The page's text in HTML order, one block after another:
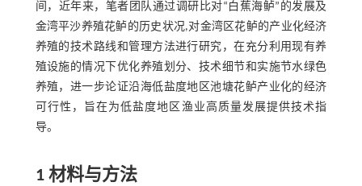
间，近年来，笔者团队通过调研比对“白蕉海鲈”的发展及
金湾平沙养殖花鲈的历史状况,对金湾区花鲈的产业化经济
养殖的技术路线和管理方法进行研究，在充分利用现有养
殖设施的情况下优化养殖划分、技术细节和实施节水绿色
养殖，进一步论证沿海低盐度地区池塘花鲈产业化的经济
可行性，旨在为低盐度地区渔业高质量发展提供技术指
导。
1 材料与方法